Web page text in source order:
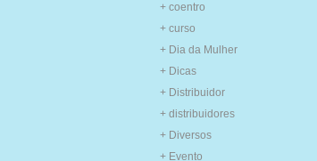
+ coentro
+ curso
+ Dia da Mulher
+ Dicas
+ Distribuidor
+ distribuidores
+ Diversos
+ Evento